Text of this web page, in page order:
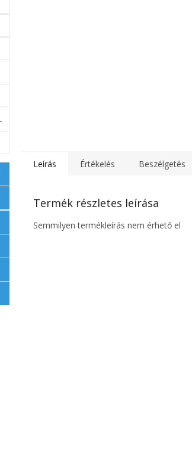
Leírás Értékelés Beszélgetés
Termék részletes leírása
Semmilyen termékleírás nem érhető el